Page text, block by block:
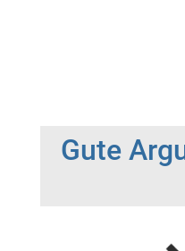
Gute